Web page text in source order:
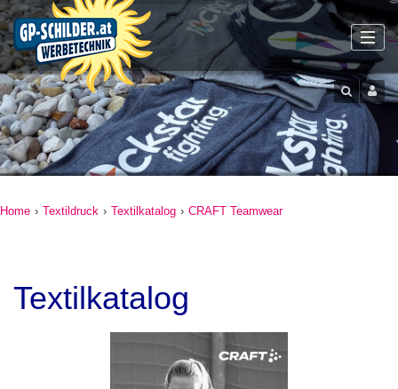
Home › Textildruck › Textilkatalog › CRAFT Teamwear
Textilkatalog